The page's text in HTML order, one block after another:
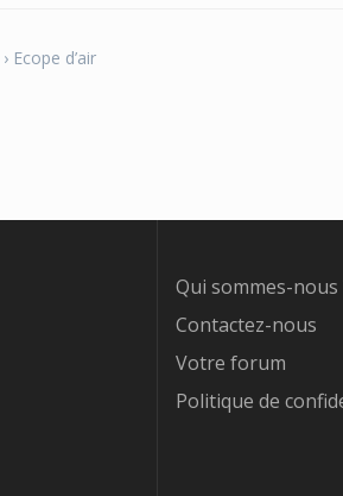
› Ecope d’air
Qui sommes-nous
Contactez-nous
Votre forum
Politique de